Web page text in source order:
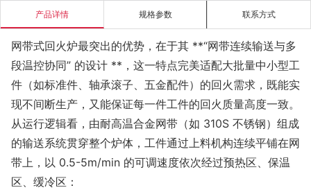
产品详情 规格参数 联系方式
网带式回火炉最突出的优势，在于其 **“网带连续输送与多
段温控协同” 的设计 **，这一特点完美适配大批量中小型工
件（如标准件、轴承滚子、五金配件）的回火需求，既能实
现不间断生产，又能保证每一件工件的回火质量高度一致。
从运行逻辑看，由耐高温合金网带（如 310S 不锈钢）组成
的输送系统贯穿整个炉体，工件通过上料机构连续平铺在网
带上，以 0.5-5m/min 的可调速度依次经过预热区、保温
区、缓冷区：